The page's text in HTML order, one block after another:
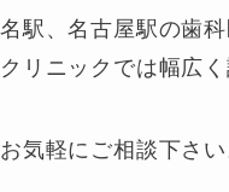
名駅、名古屋駅の歯
クリニックでは幅広
お気軽にご相談下さい